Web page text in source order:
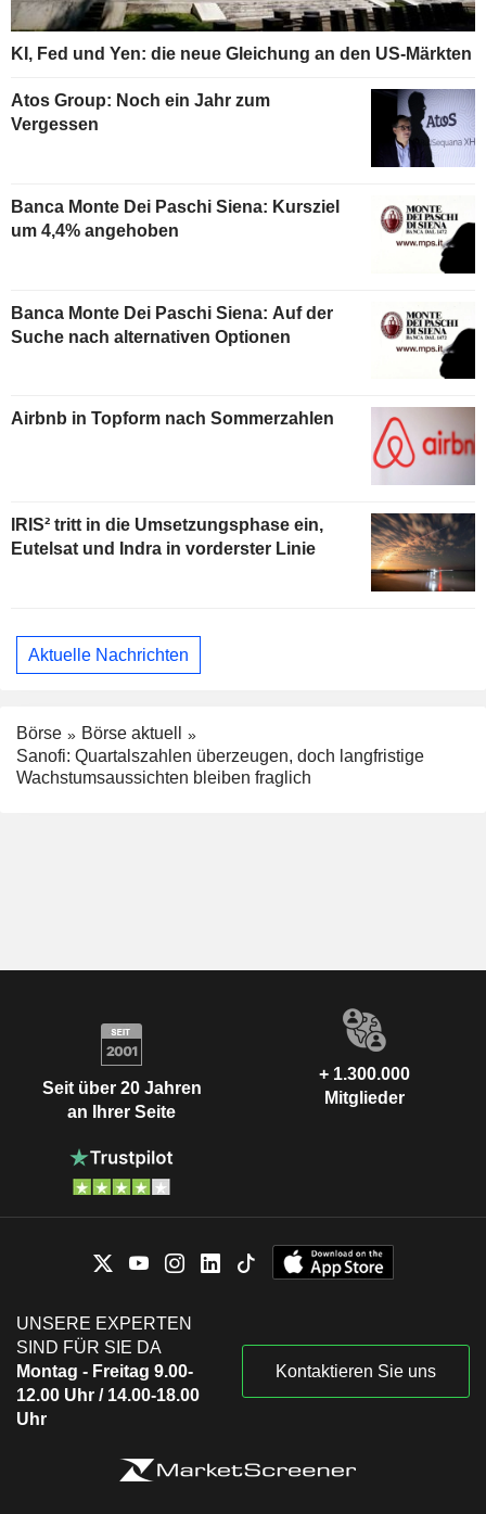
KI, Fed und Yen: die neue Gleichung an den US-Märkten
Atos Group: Noch ein Jahr zum
Vergessen
Banca Monte Dei Paschi Siena: Kursziel
um 4,4% angehoben
Banca Monte Dei Paschi Siena: Auf der
Suche nach alternativen Optionen
Airbnb in Topform nach Sommerzahlen
IRIS² tritt in die Umsetzungsphase ein,
Eutelsat und Indra in vorderster Linie
Aktuelle Nachrichten
Börse
Börse aktuell
Sanofi: Quartalszahlen überzeugen, doch langfristige
Wachstumsaussichten bleiben fraglich
Seit über 20 Jahren
an Ihrer Seite
+ 1.300.000
Mitglieder
UNSERE EXPERTEN
SIND FÜR SIE DA
Montag - Freitag 9.00-
12.00 Uhr / 14.00-18.00
Uhr
Kontaktieren Sie uns